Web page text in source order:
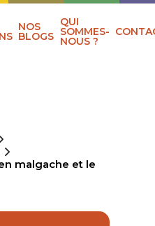
NOS
BLOGS
QUI
SOMMES-
NOUS ?
malgache et le